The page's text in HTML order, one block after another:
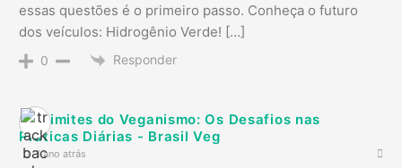
essas questões é o primeiro passo. Conheça o futuro
dos veículos: Hidrogênio Verde! […]
0 Responder
Os Limites do Veganismo: Os Desafios nas
Práticas Diárias - Brasil Veg
1 ano atrás